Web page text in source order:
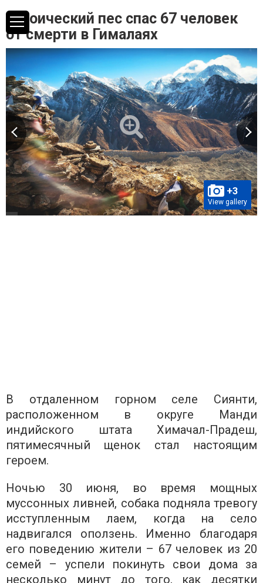
Героический пес спас 67 человек
от смерти в Гималаях
+3
View gallery
В отдаленном горном селе Сиянти,
расположенном в округе Манди
индийского штата Химачал-Прадеш,
пятимесячный щенок стал настоящим
героем.
Ночью 30 июня, во время мощных
муссонных ливней, собака подняла тревогу
исступленным лаем, когда на село
надвигался оползень. Именно благодаря
его поведению жители – 67 человек из 20
семей – успели покинуть свои дома за
несколько минут до того, как десятки